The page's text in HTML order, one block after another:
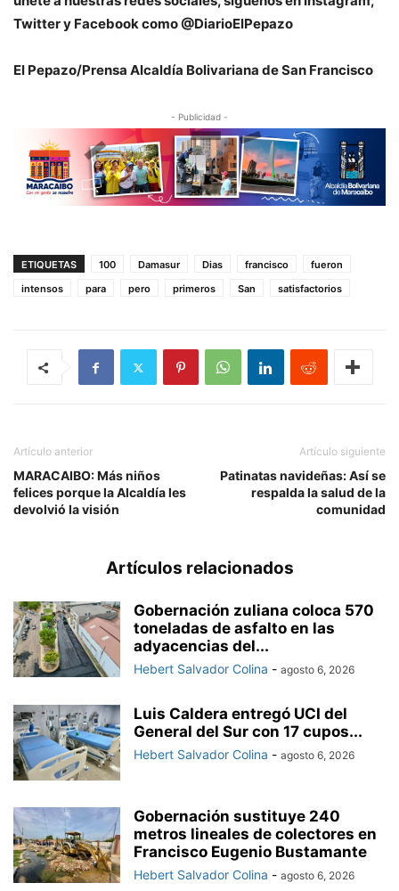
Twitter y Facebook como @DiarioElPepazo
El Pepazo/Prensa Alcaldía Bolivariana de San Francisco
- Publicidad -
ETIQUETAS 100 Damasur Dias francisco
fueron
intensos
para pero primeros San satisfactorios
Artículo anterior
MARACAIBO: Más niños
felices porque la Alcaldía les
devolvió la visión
Artículo siguiente
Patinatas navideñas: Así se
respalda la salud de la
comunidad
Artículos relacionados
Gobernación zuliana coloca 570
toneladas de asfalto en las
adyacencias del...
Hebert Salvador Colina - agosto 6, 2026
Luis Caldera entregó UCI del
General del Sur con 17 cupos...
Hebert Salvador Colina - agosto 6, 2026
Gobernación sustituye 240
metros lineales de colectores en
Francisco Eugenio Bustamante
Hebert Salvador Colina - agosto 6, 2026